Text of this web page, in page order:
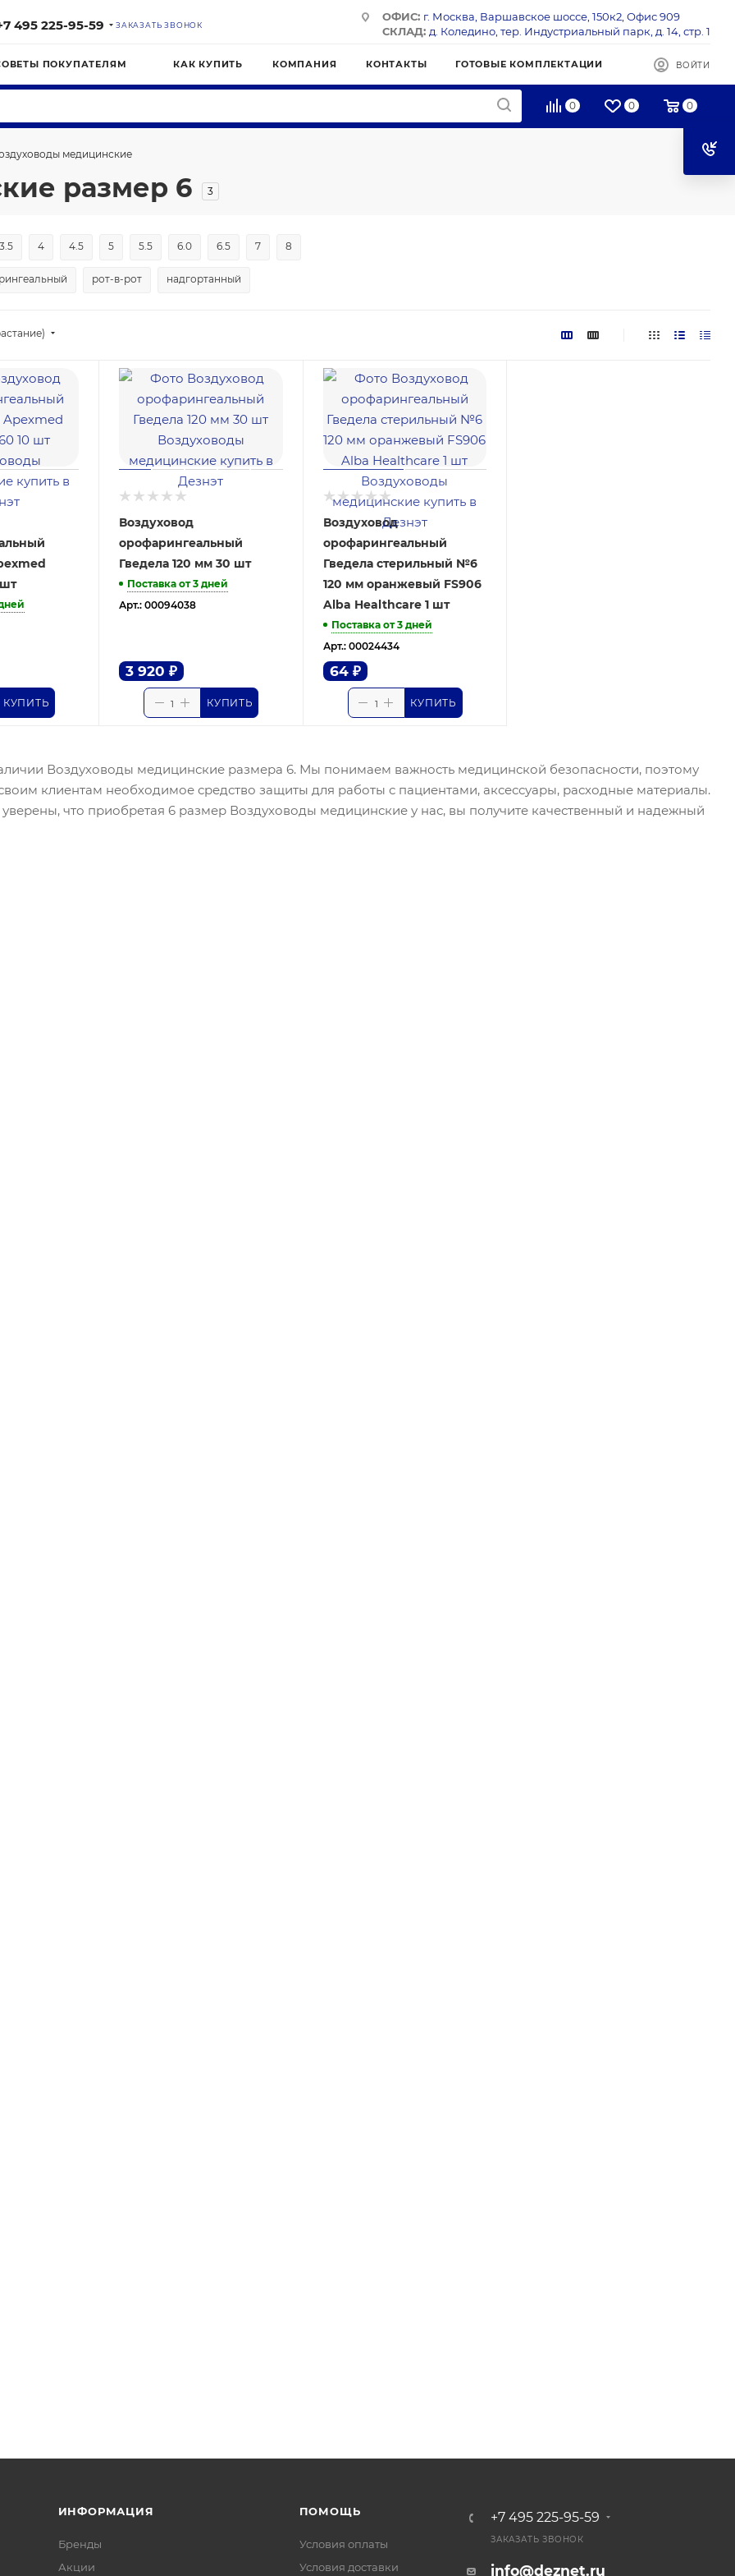
495 225-95-59 ЗАКАЗАТЬ ЗВОНОК
ОФИС: г. Москва, Варшавское шоссе, 150к2, Офис 909
СКЛАД: д. Коледино, тер. Индустриальный парк, д. 14, стр. 1
ПОКУПАТЕЛЯМ КАК КУПИТЬ КОМПАНИЯ КОНТАКТЫ ГОТОВЫЕ КОМПЛЕКТАЦИИ ВОЙТИ
0 0 0
медицинские
размер 6 3
3.5 4 4.5 5 5.5 6.0 6.5 7 8
рот-в-рот надгортанный
КУПИТЬ
Воздуховод
орофарингеальный
Гведела 120 мм 30 шт
Поставка от 3 дней
Арт.: 00094038
3 920 ₽
КУПИТЬ
Воздуховод
орофарингеальный
Гведела стерильный №6
120 мм оранжевый FS906
Alba Healthcare 1 шт
Поставка от 3 дней
Арт.: 00024434
64₽
КУПИТЬ
Воздуховоды медицинские размера 6. Мы понимаем важность медицинской безопасности, поэтому
клиентам необходимое средство защиты для работы с пациентами, аксессуары, расходные материалы.
что приобретая 6 размер Воздуховоды медицинские у нас, вы получите качественный и надежный
ИНФОРМАЦИЯ
Бренды
Акции
ПОМОЩЬ
Условия оплаты
Условия доставки
+7 495 225-95-59
ЗАКАЗАТЬ ЗВОНОК
info@deznet.ru